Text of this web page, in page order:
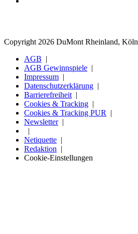
Copyright 2026 DuMont Rheinland, Köln
AGB
AGB Gewinnspiele
Impressum
Datenschutzerklärung
Barrierefreiheit
Cookies & Tracking
Cookies & Tracking PUR
Newsletter
Netiquette
Redaktion
Cookie-Einstellungen